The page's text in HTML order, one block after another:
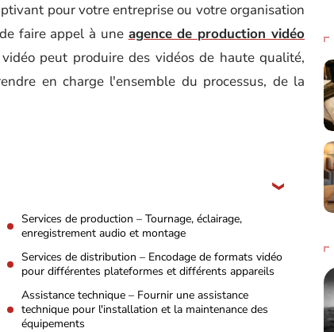
pour votre entreprise ou votre organisation
faire appel à une agence de production vidéo
peut produire des vidéos de haute qualité,
en charge l'ensemble du processus, de la
Services de production – Tournage, éclairage,
enregistrement audio et montage
Services de distribution – Encodage de formats vidéo
pour différentes plateformes et différents appareils
Assistance technique – Fournir une assistance
technique pour l'installation et la maintenance des
équipements